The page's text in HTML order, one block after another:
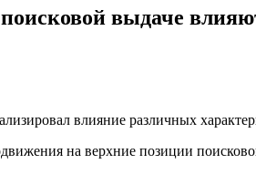
выдаче
влияние различных
на верхние позиции